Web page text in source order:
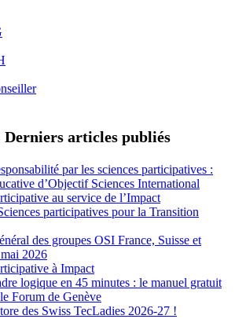
Derniers articles publiés
par les sciences participatives :
d’Objectif Sciences International
au service de l’Impact
participatives pour la Transition
des groupes OSI France, Suisse et
2026
à Impact
logique en 45 minutes : le manuel gratuit
Forum de Genève
des Swiss TecLadies 2026-27 !